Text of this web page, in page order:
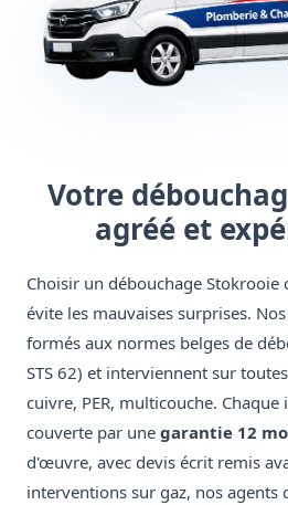
Votre
agréé et
Choisir un débouchage Stokrooie
évite les mauvaises surprises.
formés aux normes belges de
STS 62) et interviennent sur
cuivre, PER, multicouche.
couverte par une garantie 12
d'œuvre, avec devis écrit remis
interventions sur gaz, nos agents